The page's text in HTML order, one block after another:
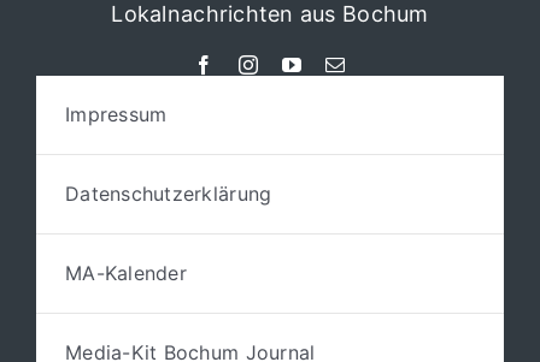
Lokalnachrichten aus Bochum
Impressum
Datenschutzerklärung
MA-Kalender
Media-Kit Bochum Journal